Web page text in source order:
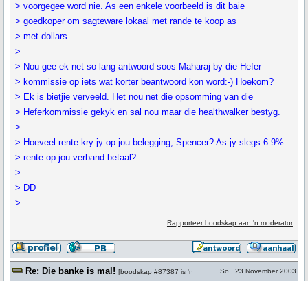
> voorgegee word nie. As een enkele voorbeeld is dit baie
> goedkoper om sagteware lokaal met rande te koop as
> met dollars.
>
> Nou gee ek net so lang antwoord soos Maharaj by die Hefer
> kommissie op iets wat korter beantwoord kon word:-) Hoekom?
> Ek is bietjie verveeld. Het nou net die opsomming van die
> Heferkommissie gekyk en sal nou maar die healthwalker bestyg.
>
> Hoeveel rente kry jy op jou belegging, Spencer? As jy slegs 6.9%
> rente op jou verband betaal?
>
> DD
>
Rapporteer boodskap aan 'n moderator
Re: Die banke is mal! [boodskap #87387 is 'n
So., 23 November 2003